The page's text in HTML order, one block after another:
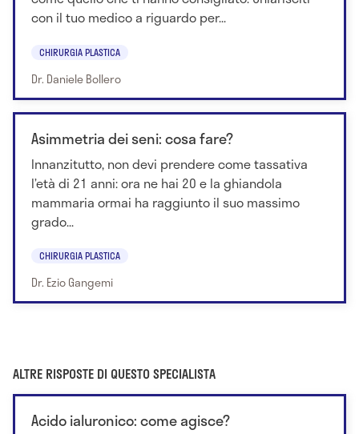
con il tuo medico a riguardo per...
CHIRURGIA PLASTICA
Dr. Daniele Bollero
Asimmetria dei seni: cosa fare?
Innanzitutto, non devi prendere come tassativa
l’età di 21 anni: ora ne hai 20 e la ghiandola
mammaria ormai ha raggiunto il suo massimo
grado...
CHIRURGIA PLASTICA
Dr. Ezio Gangemi
ALTRE RISPOSTE DI QUESTO SPECIALISTA
Acido ialuronico: come agisce?